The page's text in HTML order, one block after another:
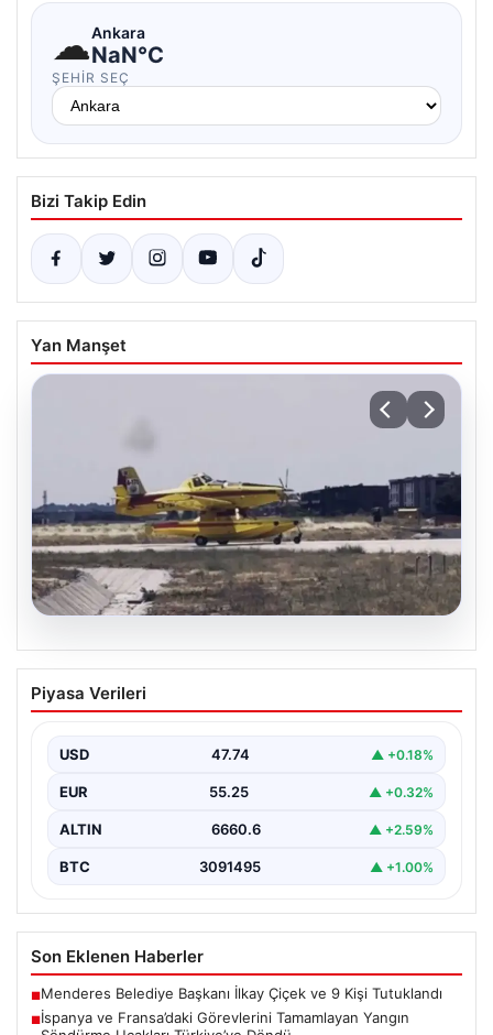
☁Ankara
NaN°C
ŞEHIR SEÇ
Bizi Takip Edin
Yan Manşet
06.08.2026
İspanya ve Fransa’daki Görevlerini
Tamamlayan Yangın Söndürme Uçakları
Orman Genel Müdürlüğü tarafından yapılan açıklamada,
büyük…
Piyasa Verileri
USD 47.74 ▲ +0.18%
EUR 55.25 ▲ +0.32%
ALTIN 6660.6 ▲ +2.59%
BTC 3091495 ▲ +1.00%
Son Eklenen Haberler
■Menderes Belediye Başkanı İlkay Çiçek ve 9 Kişi Tutuklandı
■İspanya ve Fransa’daki Görevlerini Tamamlayan Yangın